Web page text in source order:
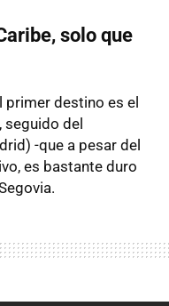
solo que
primer destino es el
seguido del
-que a pesar del
es bastante duro